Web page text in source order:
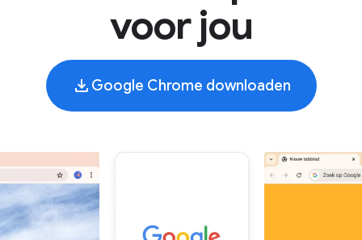
voor jou
Google Chrome downloaden